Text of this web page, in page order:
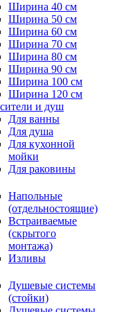
Ширина 40 см
Ширина 50 см
Ширина 60 см
Ширина 70 см
Ширина 80 см
Ширина 90 см
Ширина 100 см
Ширина 120 см
и душ
Для ванны
Для душа
Для кухонной
мойки
Для раковины
Напольные
(отдельностоящие)
Встраиваемые
(скрытого
монтажа)
Изливы
Душевые системы
(стойки)